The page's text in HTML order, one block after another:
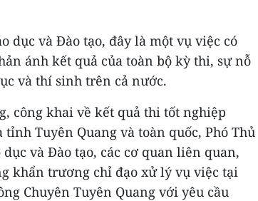
dục và Đào tạo, đây là một vụ việc có
ánh kết quả của toàn bộ kỳ thi, sự nỗ
và thí sinh trên cả nước.
công khai về kết quả thi tốt nghiệp
Tuyên Quang và toàn quốc, Phó Thủ
và Đào tạo, các cơ quan liên quan,
khẩn trương chỉ đạo xử lý vụ việc tại
Chuyên Tuyên Quang với yêu cầu